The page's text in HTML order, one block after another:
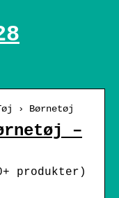
› Børnetøj
–
produkter)